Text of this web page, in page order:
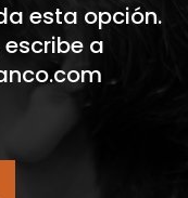
esta opción.
a